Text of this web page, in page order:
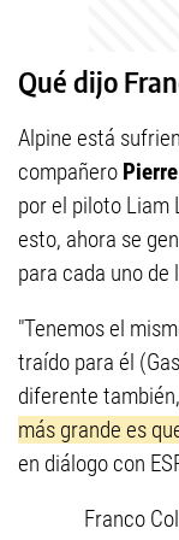
Qué dijo
Alpine está
compañero
por el piloto Liam
esto, ahora se
para cada uno de
"Tenemos el
traído para él
diferente
más grande es
en diálogo con
Franco